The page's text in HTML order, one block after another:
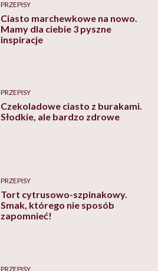
PRZEPISY
Ciasto marchewkowe na nowo.
Mamy dla ciebie 3 pyszne
inspiracje
PRZEPISY
Czekoladowe ciasto z burakami.
Słodkie, ale bardzo zdrowe
PRZEPISY
Tort cytrusowo-szpinakowy.
Smak, którego nie sposób
zapomnieć!
PRZEPISY